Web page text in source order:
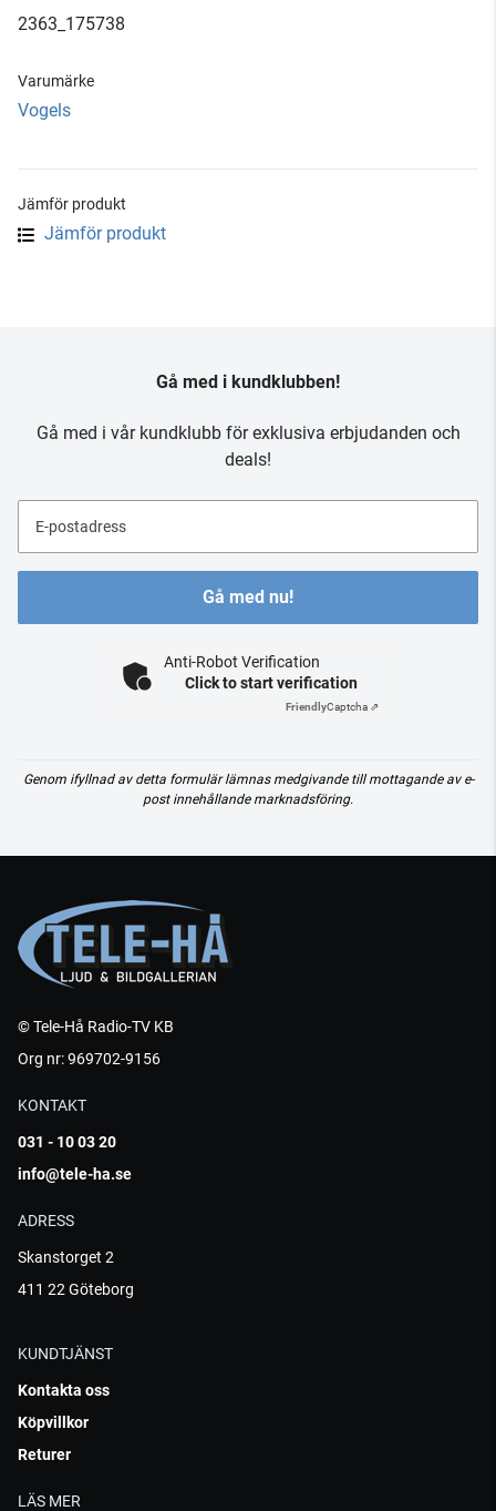
2363_175738
Varumärke
Vogels
Jämför produkt
Jämför produkt
Gå med i kundklubben!
Gå med i vår kundklubb för exklusiva erbjudanden och
deals!
E-postadress
Gå med nu!
Anti-Robot Verification
Click to start verification
FriendlyCaptcha ⇗
Genom ifyllnad av detta formulär lämnas medgivande till mottagande av e-
post innehållande marknadsföring.
© Tele-Hå Radio-TV KB
Org nr: 969702-9156
KONTAKT
031 - 10 03 20
info@tele-ha.se
ADRESS
Skanstorget 2
411 22 Göteborg
KUNDTJÄNST
Kontakta oss
Köpvillkor
Returer
LÄS MER